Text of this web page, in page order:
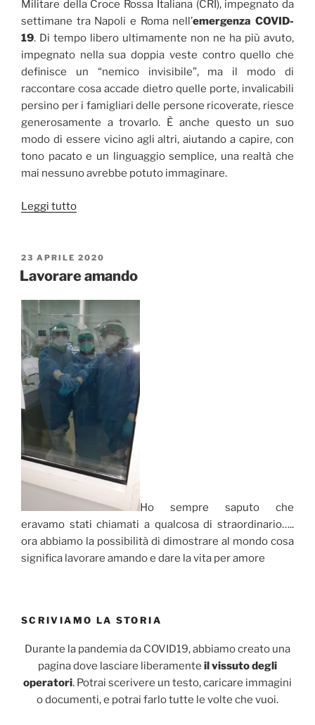
Militare della Croce Rossa Italiana (CRI), impegnato da
settimane tra Napoli e Roma nell’emergenza COVID-
19. Di tempo libero ultimamente non ne ha più avuto,
impegnato nella sua doppia veste contro quello che
definisce un “nemico invisibile”, ma il modo di
raccontare cosa accade dietro quelle porte, invalicabili
persino per i famigliari delle persone ricoverate, riesce
generosamente a trovarlo. È anche questo un suo
modo di essere vicino agli altri, aiutando a capire, con
tono pacato e un linguaggio semplice, una realtà che
mai nessuno avrebbe potuto immaginare.
Leggi tutto“Napoli:
e
gentiluomo
il
coronavirus
(da
informazionesenzafiltro.it)”
PUBBLICATO
IL
23 APRILE 2020
Lavorare amando
Ho sempre saputo che
eravamo stati chiamati a qualcosa di straordinario…..
ora abbiamo la possibilità di dimostrare al mondo cosa
significa lavorare amando e dare la vita per amore
SCRIVIAMO LA STORIA
Durante la pandemia da COVID19, abbiamo creato una
pagina dove lasciare liberamente il vissuto degli
operatori. Potrai scerivere un testo, caricare immagini
o documenti, e potrai farlo tutte le volte che vuoi.